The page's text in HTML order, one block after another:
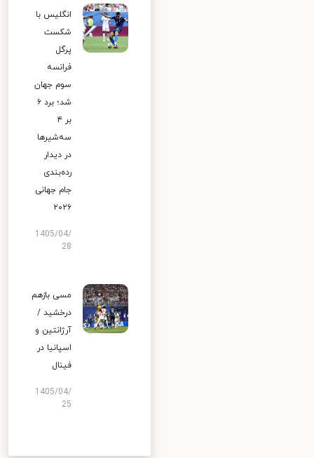
انگلیس با
شکست
پرگل
فرانسه
سوم جهان
شد؛ برد ۶
بر ۴
سه‌شیرها
در دیدار
رده‌بندی
جام جهانی
۲۰۲۶
1405/04/
28
مسی بازهم
درخشید /
آرژانتین و
اسپانیا در
فینال
1405/04/
25